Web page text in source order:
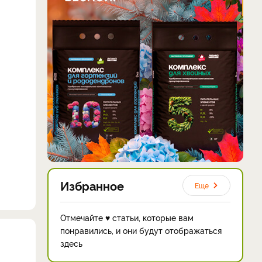
Избранное Еще
Отмечайте ♥ статьи, которые вам
понравились, и они будут отображаться
здесь